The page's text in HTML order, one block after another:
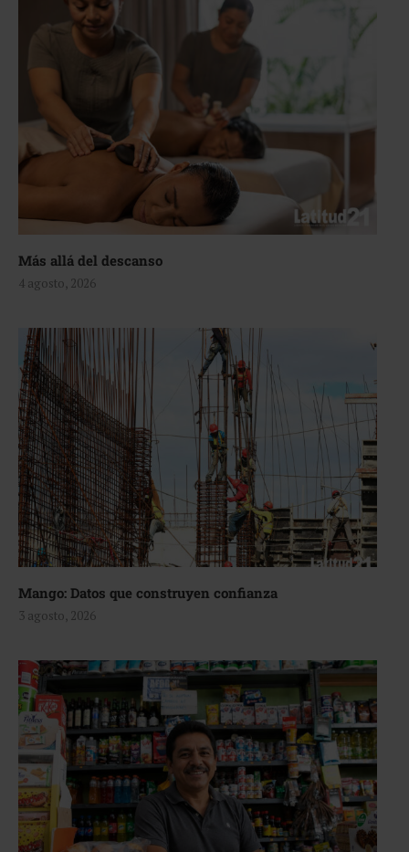
Más allá del descanso
4 agosto, 2026
Mango: Datos que construyen confianza
3 agosto, 2026